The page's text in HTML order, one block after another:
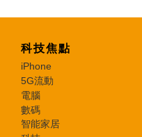
科技焦點
iPhone
5G流動
電腦
數碼
智能家居